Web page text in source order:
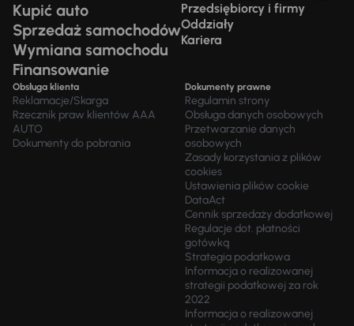
Kupić auto
Sprzedaż samochodów
Wymiana samochodu
Finansowanie
Przedsiębiorcy i firmy
Oddziały
Kariera
Obsługa klienta
Reklamacje/Skarga
Rzecznik praw klientów AAA
AUTO
Dokumenty do pobrania
Dokumenty prawne
Regulamin strony
Obsługa danych osobowych
Przetwarzanie danych
osobowych
Zasady korzystania z plików
cookies
Ustawienia plików cookie
DataAct
Cennik sprzedaży dodatkowej
Regulacje dot. płatności
gotówką
Strategia podatkowa
Informacja o realizowanej
strategii podatkowej za rok
2022
Informacja o realizowanej